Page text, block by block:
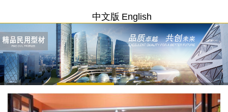
中文版 English